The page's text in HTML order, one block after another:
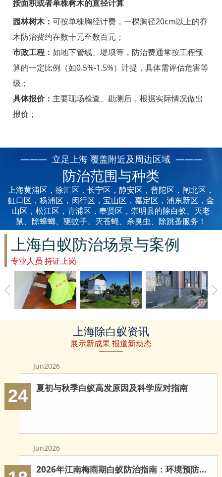
常山白蚁防治
开化白蚁防治
龙游白蚁防治
舟山白蚁防治
岱山白蚁防治
青田白蚁防治
缙云白蚁防治
遂昌白蚁防治
松阳白蚁防治
云和白蚁防治
庆元白蚁防治
温岭白蚁防治
三门白蚁防治
天台白蚁防治
按面积或者单株树木的直径计算
园林树木： 可按单株胸径计费，一棵胸径20cm以上的乔
木防治费约在数十元至数百元；
市政工程： 如地下管线、堤坝等，防治费通常按工程预
算的一定比例（如0.5%-1.5%）计提，具体需评估危害等
级；
具体报价： 主要现场检查、勘测后，根据实际情况做出
报价；
——— 立足上海 覆盖附近及周边区域 ———
防治范围与种类
上海黄浦区，徐汇区，长宁区，静安区，普陀区，闸北区，
虹口区，杨浦区，闵行区，宝山区，嘉定区，浦东新区，金
山区，松江区，青浦区，奉贤区，崇明县的除白蚁、灭老
鼠、除蟑螂、驱蚊子、灭苍蝇、杀臭虫、除跳蚤服务！
上海白蚁防治场景与案例
专业人员 持证上岗
上海草地除
上海建筑白
蚁防治
上海家具防
上海除白蚁资讯
展示新成果 报道新动态
Jun2026
24 夏初与秋季白蚁高发原因及科学应对指南
Jun2026
2026年江南梅雨期白蚁防治指南：环境预防与科学灭治